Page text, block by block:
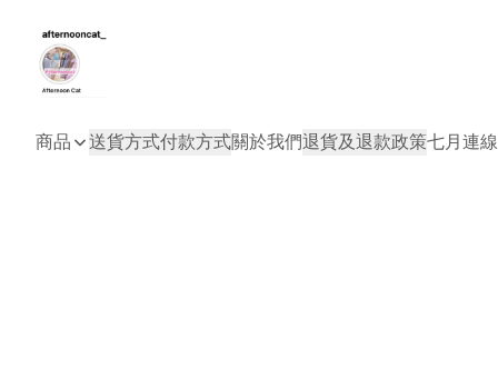
商品 送貨方式付款方式關於我們退貨及退款政策七月連線